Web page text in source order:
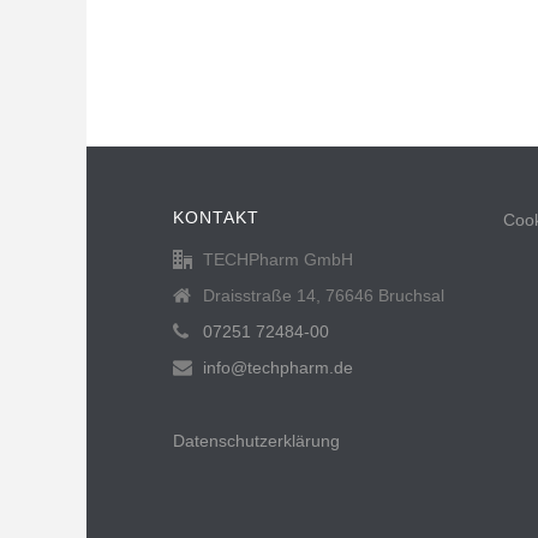
KONTAKT
TECHPharm GmbH
Draisstraße 14, 76646 Bruchsal
07251 72484-00
info@techpharm.de
Datenschutzerklärung